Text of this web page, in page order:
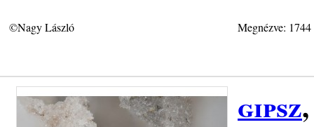
©Nagy László Megnézve:
gipsz